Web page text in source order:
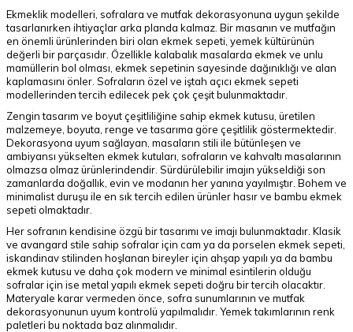
Ekmeklik modelleri, sofralara ve mutfak dekorasyonuna uygun şekilde
tasarlanırken ihtiyaçlar arka planda kalmaz. Bir masanın ve mutfağın
en önemli ürünlerinden biri olan ekmek sepeti, yemek kültürünün
değerli bir parçasıdır. Özellikle kalabalık masalarda ekmek ve unlu
mamüllerin bol olması, ekmek sepetinin sayesinde dağınıklığı ve alan
kaplamasını önler. Sofraların özel ve iştah açıcı ekmek sepeti
modellerinden tercih edilecek pek çok çeşit bulunmaktadır.
Zengin tasarım ve boyut çeşitliliğine sahip ekmek kutusu, üretilen
malzemeye, boyuta, renge ve tasarıma göre çeşitlilik göstermektedir.
Dekorasyona uyum sağlayan, masaların stili ile bütünleşen ve
ambiyansı yükselten ekmek kutuları, sofraların ve kahvaltı masalarının
olmazsa olmaz ürünlerindendir. Sürdürülebilir imajın yükseldiği son
zamanlarda doğallık, evin ve modanın her yanına yayılmıştır. Bohem ve
minimalist duruşu ile en sık tercih edilen ürünler hasır ve bambu ekmek
sepeti olmaktadır.
Her sofranın kendisine özgü bir tasarımı ve imajı bulunmaktadır. Klasik
ve avangard stile sahip sofralar için cam ya da porselen ekmek sepeti,
iskandinav stilinden hoşlanan bireyler için ahşap yapılı ya da bambu
ekmek kutusu ve daha çok modern ve minimal esintilerin olduğu
sofralar için ise metal yapılı ekmek sepeti doğru bir tercih olacaktır.
Materyale karar vermeden önce, sofra sunumlarının ve mutfak
dekorasyonunun uyum kontrolü yapılmalıdır. Yemek takımlarının renk
paletleri bu noktada baz alınmalıdır.